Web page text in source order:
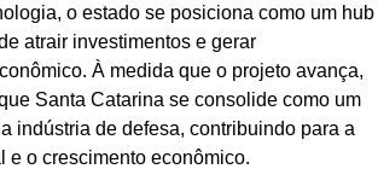
o estado se posiciona como um hub
atrair investimentos e gerar
À medida que o projeto avança,
Santa Catarina se consolide como um
indústria de defesa, contribuindo para a
e o crescimento econômico.